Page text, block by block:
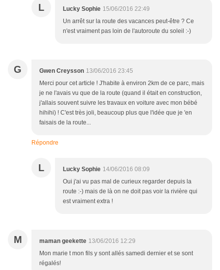
L Lucky Sophie 15/06/2016 22:49
Un arrêt sur la route des vacances peut-être ? Ce
n'est vraiment pas loin de l'autoroute du soleil :-)
G Gwen Creysson 13/06/2016 23:45
Merci pour cet article ! J'habite à environ 2km de ce parc, mais
je ne l'avais vu que de la route (quand il était en construction,
j'allais souvent suivre les travaux en voiture avec mon bébé
hihihi) ! C'est très joli, beaucoup plus que l'idée que je 'en
faisais de la route...
Répondre
L Lucky Sophie 14/06/2016 08:09
Oui j'ai vu pas mal de curieux regarder depuis la
route :-) mais de là on ne doit pas voir la rivière qui
est vraiment extra !
M maman geekette 13/06/2016 12:29
Mon marie t mon fils y sont allés samedi dernier et se sont
régalés!